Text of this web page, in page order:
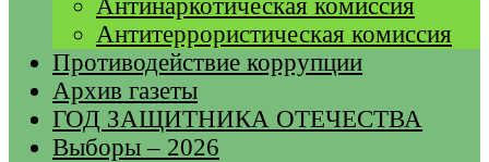
Антинаркотическая комиссия
Антитеррористическая комиссия
Противодействие коррупции
Архив газеты
ГОД ЗАЩИТНИКА ОТЕЧЕСТВА
Выборы – 2026